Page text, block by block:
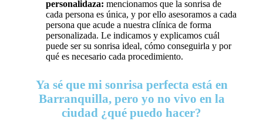
personalidaza: mencionamos que la sonrisa de
cada persona es única, y por ello asesoramos a cada
persona que acude a nuestra clínica de forma
personalizada. Le indicamos y explicamos cuál
puede ser su sonrisa ideal, cómo conseguirla y por
qué es necesario cada procedimiento.
Ya sé que mi sonrisa perfecta está en
Barranquilla, pero yo no vivo en la
ciudad ¿qué puedo hacer?